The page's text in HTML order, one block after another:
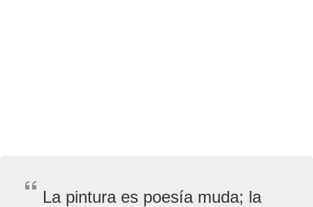
La pintura es poesía muda; la